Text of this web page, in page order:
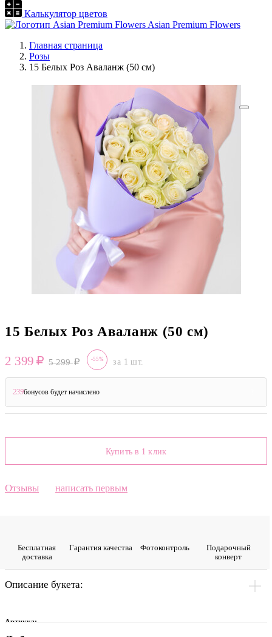
Калькулятор цветов
Asian Premium Flowers
Главная страница
Розы
15 Белых Роз Аваланж (50 см)
15 Белых Роз Аваланж (50 см)
2 399 5 299 -55% за 1 шт.
239бонусов будет начислено
Купить в 1 клик
Отзывы написать первым
Бесплатная
доставка
Гарантия качества Фото­контроль
Подарочный
конверт
Описание букета:
Артикул: